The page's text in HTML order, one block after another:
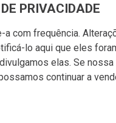
PRIVACIDADE
com frequência.
lo aqui que eles
elas. Se
continuar a